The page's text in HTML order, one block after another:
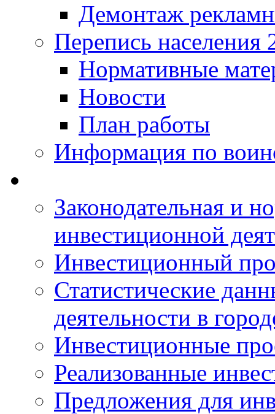
Демонтаж
Перепись населения
Нормативные
Новости
План работы
Информация по
Законодательная и
инвестиционной
Инвестиционный
Статистические
деятельности в
Инвестиционные
Реализованные
Предложения для